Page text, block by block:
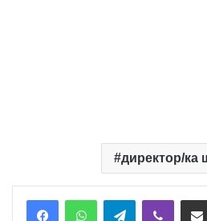
директор/ка
TelegramViber